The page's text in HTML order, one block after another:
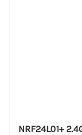
NRF24L01+